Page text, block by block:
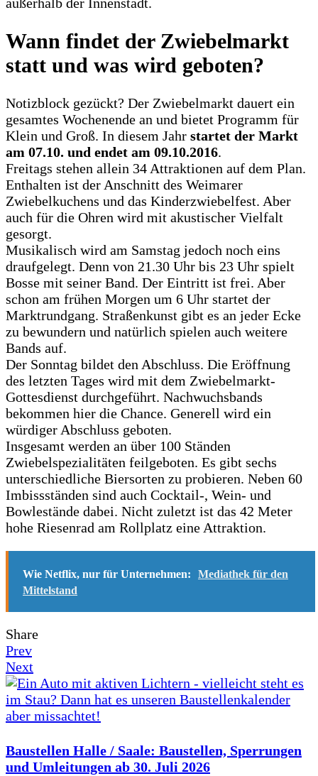
Wann findet der Zwiebelmarkt
statt und was wird geboten?
Notizblock gezückt? Der Zwiebelmarkt dauert ein
gesamtes Wochenende an und bietet Programm für
Klein und Groß. In diesem Jahr startet der Markt
am 07.10. und endet am 09.10.2016.
Freitags stehen allein 34 Attraktionen auf dem Plan.
Enthalten ist der Anschnitt des Weimarer
Zwiebelkuchens und das Kinderzwiebelfest. Aber
auch für die Ohren wird mit akustischer Vielfalt
gesorgt.
Musikalisch wird am Samstag jedoch noch eins
draufgelegt. Denn von 21.30 Uhr bis 23 Uhr spielt
Bosse mit seiner Band. Der Eintritt ist frei. Aber
schon am frühen Morgen um 6 Uhr startet der
Marktrundgang. Straßenkunst gibt es an jeder Ecke
zu bewundern und natürlich spielen auch weitere
Bands auf.
Der Sonntag bildet den Abschluss. Die Eröffnung
des letzten Tages wird mit dem Zwiebelmarkt-
Gottesdienst durchgeführt. Nachwuchsbands
bekommen hier die Chance. Generell wird ein
würdiger Abschluss geboten.
Insgesamt werden an über 100 Ständen
Zwiebelspezialitäten feilgeboten. Es gibt sechs
unterschiedliche Biersorten zu probieren. Neben 60
Imbissständen sind auch Cocktail-, Wein- und
Bowlestände dabei. Nicht zuletzt ist das 42 Meter
hohe Riesenrad am Rollplatz eine Attraktion.
Wie Netflix, nur für Unternehmen:
Mediathek für den
Mittelstand
Share
Prev
Next
Baustellen Halle / Saale: Baustellen, Sperrungen
und Umleitungen ab 30. Juli 2026